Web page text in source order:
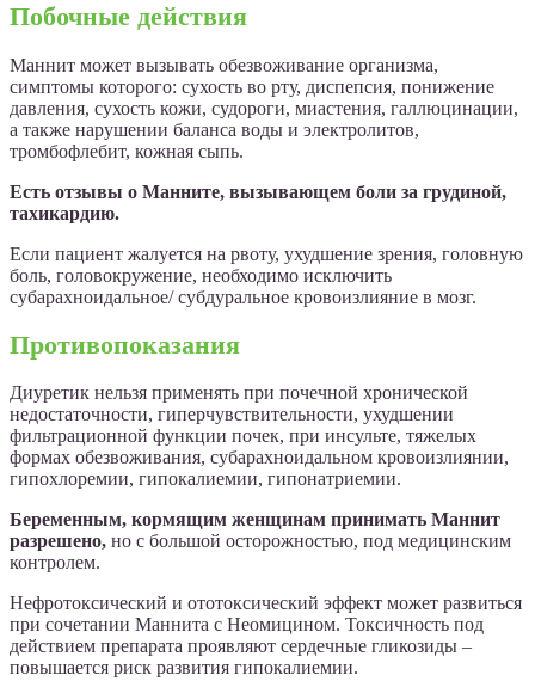
Побочные действия
Маннит может вызывать обезвоживание организма,
симптомы которого: сухость во рту, диспепсия, понижение
давления, сухость кожи, судороги, миастения, галлюцинации,
а также нарушении баланса воды и электролитов,
тромбофлебит, кожная сыпь.
Есть отзывы о Манните, вызывающем боли за грудиной,
тахикардию.
Если пациент жалуется на рвоту, ухудшение зрения, головную
боль, головокружение, необходимо исключить
субарахноидальное/ субдуральное кровоизлияние в мозг.
Противопоказания
Диуретик нельзя применять при почечной хронической
недостаточности, гиперчувствительности, ухудшении
фильтрационной функции почек, при инсульте, тяжелых
формах обезвоживания, субарахноидальном кровоизлиянии,
гипохлоремии, гипокалиемии, гипонатриемии.
Беременным, кормящим женщинам принимать Маннит
разрешено, но с большой осторожностью, под медицинским
контролем.
Нефротоксический и ототоксический эффект может развиться
при сочетании Маннита с Неомицином. Токсичность под
действием препарата проявляют сердечные гликозиды –
повышается риск развития гипокалиемии.